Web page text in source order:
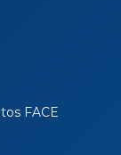
FACE